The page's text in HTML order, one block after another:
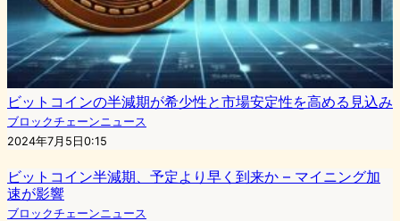
ビットコインの半減期が希少性と市場安定性を高める見込み
ブロックチェーンニュース
2024年7月5日0:15
ビットコイン半減期、予定より早く到来か – マイニング加
速が影響
ブロックチェーンニュース